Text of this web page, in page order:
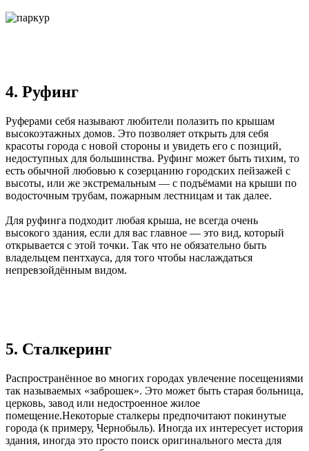
4. Руфинг
Руферами себя называют любители полазить по крышам
высокоэтажных домов. Это позволяет открыть для себя
красоты города с новой стороны и увидеть его с позиций,
недоступных для большинства. Руфинг может быть тихим, то
есть обычной любовью к созерцанию городских пейзажей с
высоты, или же экстремальным — с подъёмами на крыши по
водосточным трубам, пожарным лестницам и так далее.
Для руфинга подходит любая крыша, не всегда очень
высокого здания, если для вас главное — это вид, который
открывается с этой точки. Так что не обязательно быть
владельцем пентхауса, для того чтобы наслаждаться
непревзойдённым видом.
5. Сталкеринг
Распространённое во многих городах увлечение посещениями
так называемых «заброшек». Это может быть старая больница,
церковь, завод или недостроенное жилое
помещение.Некоторые сталкеры предпочитают покинутые
города (к примеру, Чернобыль). Иногда их интересует история
здания, иногда это просто поиск оригинального места для